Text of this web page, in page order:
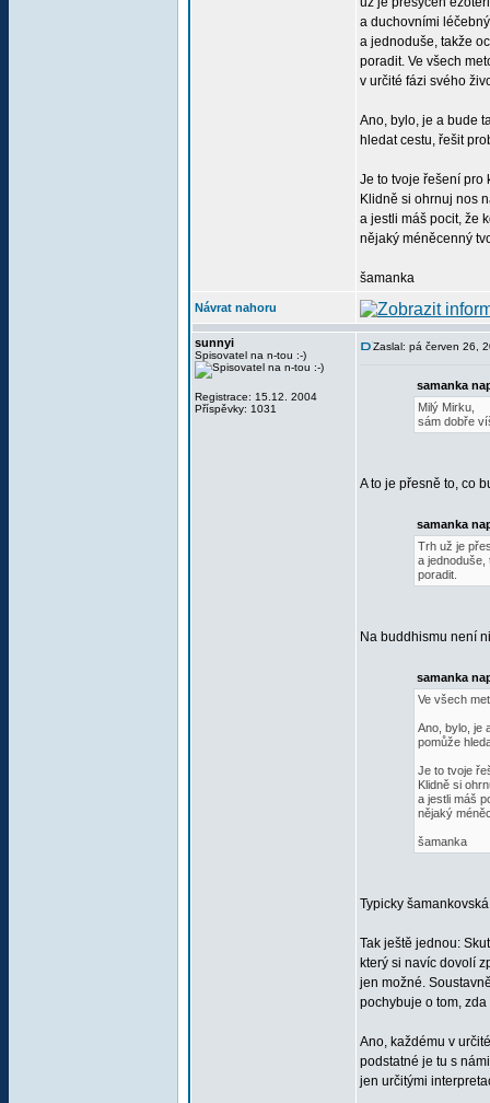
a duchovními
a jednoduše, takže
poradit. Ve všech
v určité fázi svého
Ano, bylo, je a bude
hledat cestu, řešit
Je to tvoje řešení pro
Klidně si ohrnuj nos
a jestli máš pocit, že
nějaký méněcenný
šamanka
Návrat nahoru
sunnyi
Spisovatel na n-tou :-)
Registrace: 15.12. 2004
Příspěvky: 1031
Zaslal: pá červen 26,
samanka
Milý Mirku,
sám dobře
A to je přesně to, co
samanka
Trh už je
a
poradit.
Na buddhismu není
samanka
Ve všech
Ano, bylo, je
pomůže
Je to tvoje
Klidně si
a jestli máš
nějaký
šamanka
Typicky
Tak ještě jednou:
který si navíc dovolí
jen možné.
pochybuje o tom,
Ano, každému v
podstatné je tu s
jen určitými